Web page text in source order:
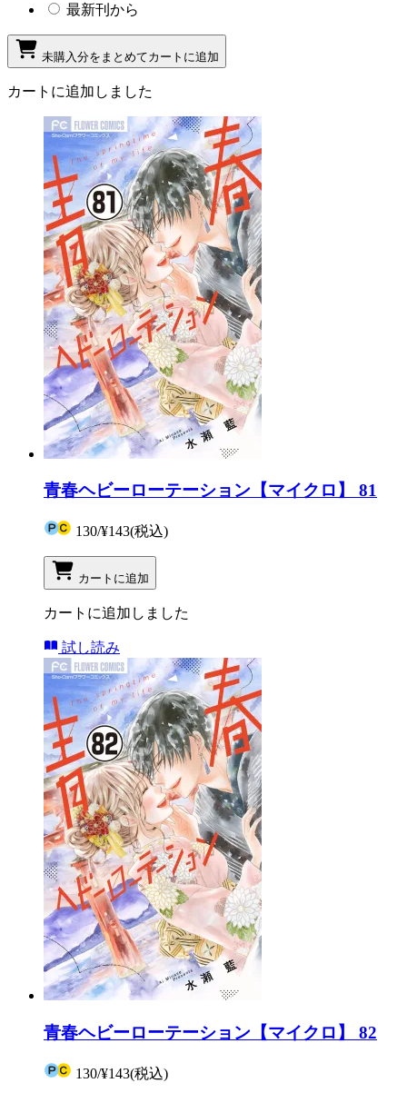
最新刊から
未購入分をまとめてカートに追加
カートに追加しました
青春ヘビーローテーション【マイクロ】 81
130/¥143(税込)
カートに追加
カートに追加しました
試し読み
青春ヘビーローテーション【マイクロ】 82
130/¥143(税込)